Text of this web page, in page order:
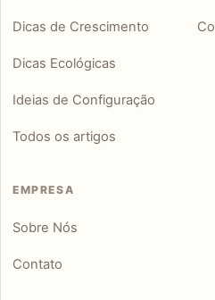
Dicas de Crescimento
Dicas Ecológicas
Ideias de Configuração
Todos os artigos
EMPRESA
Sobre Nós
Contato